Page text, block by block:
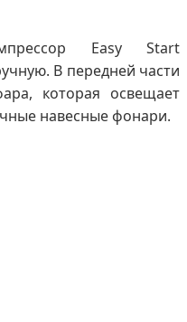
Easy Start
В передней части
которая освещает
навесные фонари.